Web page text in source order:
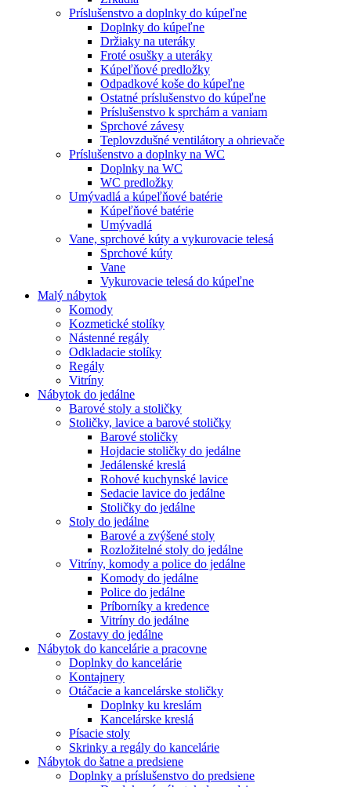
Príslušenstvo a doplnky do kúpeľne
Doplnky do kúpeľne
Držiaky na uteráky
Froté osušky a uteráky
Kúpeľňové predložky
Odpadkové koše do kúpeľne
Ostatné príslušenstvo do kúpeľne
Príslušenstvo k sprchám a vaniam
Sprchové závesy
Teplovzdušné ventilátory a ohrievače
Príslušenstvo a doplnky na WC
Doplnky na WC
WC predložky
Umývadlá a kúpeľňové batérie
Kúpeľňové batérie
Umývadlá
Vane, sprchové kúty a vykurovacie telesá
Sprchové kúty
Vane
Vykurovacie telesá do kúpeľne
Malý nábytok
Komody
Kozmetické stolíky
Nástenné regály
Odkladacie stolíky
Regály
Vitríny
Nábytok do jedálne
Barové stoly a stoličky
Stoličky, lavice a barové stoličky
Barové stoličky
Hojdacie stoličky do jedálne
Jedálenské kreslá
Rohové kuchynské lavice
Sedacie lavice do jedálne
Stoličky do jedálne
Stoly do jedálne
Barové a zvýšené stoly
Rozložitelné stoly do jedálne
Vitríny, komody a police do jedálne
Komody do jedálne
Police do jedálne
Príborníky a kredence
Vitríny do jedálne
Zostavy do jedálne
Nábytok do kancelárie a pracovne
Doplnky do kancelárie
Kontajnery
Otáčacie a kancelárske stoličky
Doplnky ku kreslám
Kancelárske kreslá
Písacie stoly
Skrinky a regály do kancelárie
Nábytok do šatne a predsiene
Doplnky a príslušenstvo do predsiene